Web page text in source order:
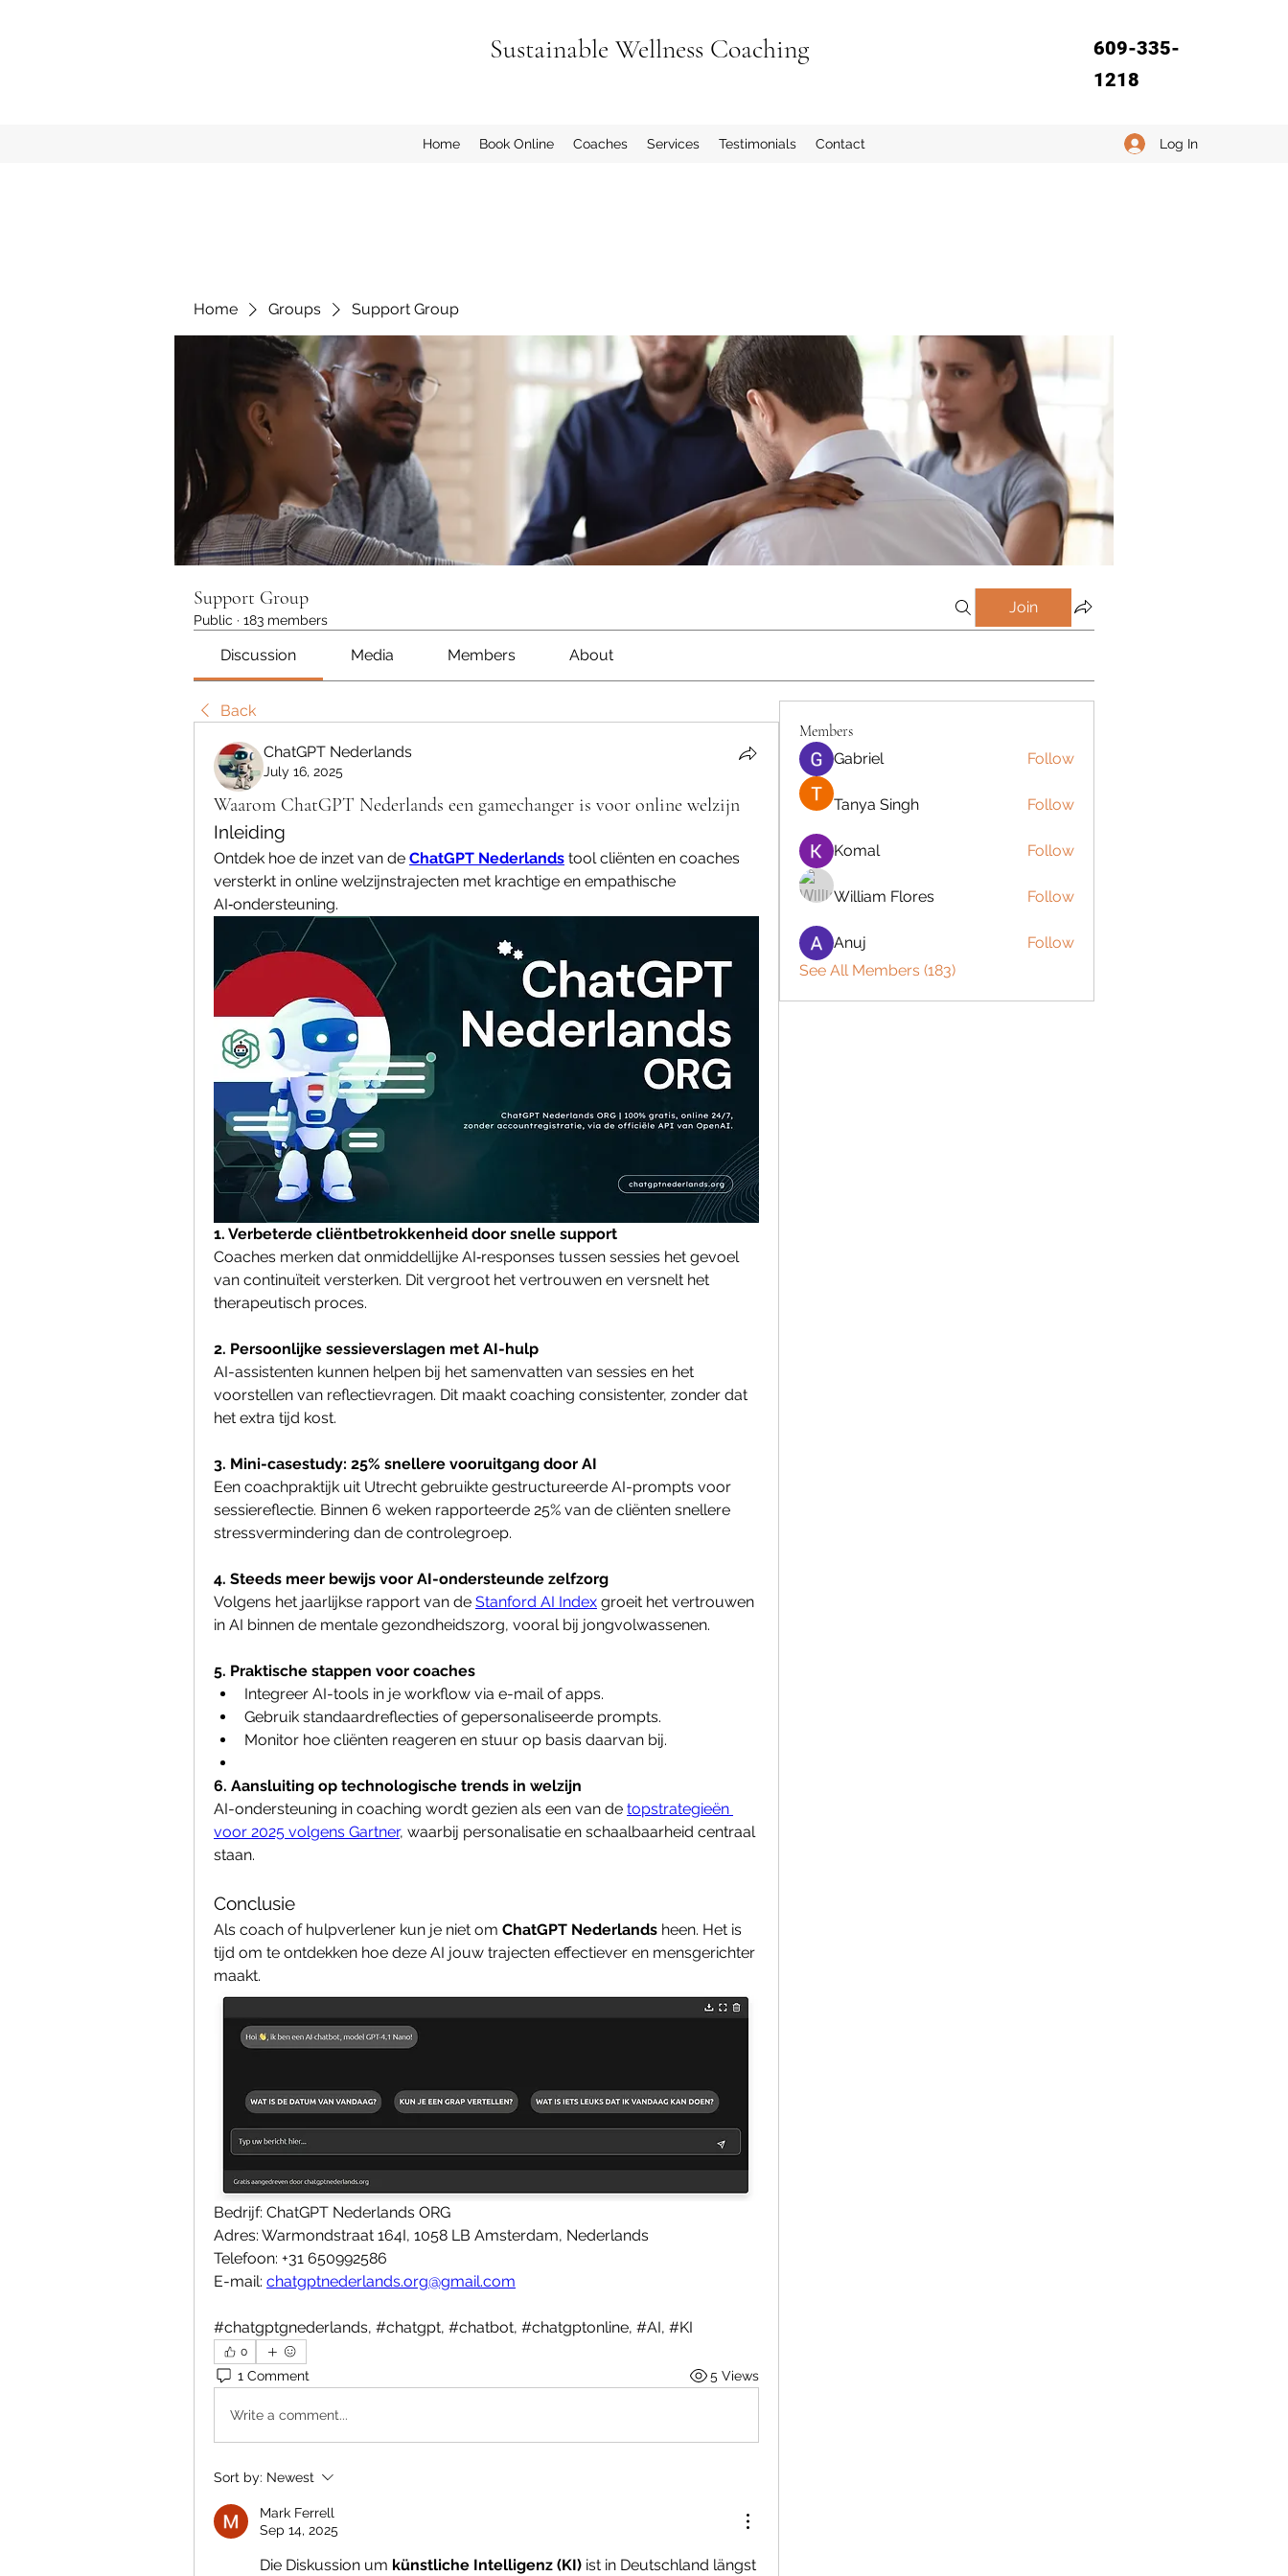
Sustainable Wellness Coaching
609-335-
1218
Home Book Online Coaches Services Testimonials Contact Log In
Home Groups Support Group
Support Group
Public · 183 members
Join
Discussion Media Members About
Back
ChatGPT Nederlands
July 16, 2025
Waarom ChatGPT Nederlands een gamechanger is voor online welzijn
Inleiding
Ontdek hoe de inzet van de ChatGPT Nederlands tool cliënten en coaches
versterkt in online welzijnstrajecten met krachtige en empathische
AI‑ondersteuning.
1. Verbeterde cliëntbetrokkenheid door snelle support
Coaches merken dat onmiddellijke AI‑responses tussen sessies het gevoel
van continuïteit versterken. Dit vergroot het vertrouwen en versnelt het
therapeutisch proces.
2. Persoonlijke sessieverslagen met AI-hulp
AI-assistenten kunnen helpen bij het samenvatten van sessies en het
voorstellen van reflectievragen. Dit maakt coaching consistenter, zonder dat
het extra tijd kost.
3. Mini-casestudy: 25% snellere vooruitgang door AI
Een coachpraktijk uit Utrecht gebruikte gestructureerde AI-prompts voor
sessiereflectie. Binnen 6 weken rapporteerde 25% van de cliënten snellere
stressvermindering dan de controlegroep.
4. Steeds meer bewijs voor AI-ondersteunde zelfzorg
Volgens het jaarlijkse rapport van de Stanford AI Index groeit het vertrouwen
in AI binnen de mentale gezondheidszorg, vooral bij jongvolwassenen.
5. Praktische stappen voor coaches
Integreer AI-tools in je workflow via e-mail of apps.
Gebruik standaardreflecties of gepersonaliseerde prompts.
Monitor hoe cliënten reageren en stuur op basis daarvan bij.
6. Aansluiting op technologische trends in welzijn
AI-ondersteuning in coaching wordt gezien als een van de topstrategieën
voor 2025 volgens Gartner, waarbij personalisatie en schaalbaarheid centraal
staan.
Conclusie
Als coach of hulpverlener kun je niet om ChatGPT Nederlands heen. Het is
tijd om te ontdekken hoe deze AI jouw trajecten effectiever en mensgerichter
maakt.
Bedrijf: ChatGPT Nederlands ORG
Adres: Warmondstraat 164I, 1058 LB Amsterdam, Nederlands
Telefoon: +31 650992586
E-mail: chatgptnederlands.org@gmail.com
#chatgptgnederlands, #chatgpt, #chatbot, #chatgptonline, #AI, #KI
0
1 Comment 5 Views
Write a comment...
Sort by: Newest
Mark Ferrell
Sep 14, 2025
Die Diskussion um künstliche Intelligenz (KI) ist in Deutschland längst
Members
Gabriel Follow
Tanya Singh Follow
Komal Follow
William Flores Follow
Anuj
Follow
See All Members (183)